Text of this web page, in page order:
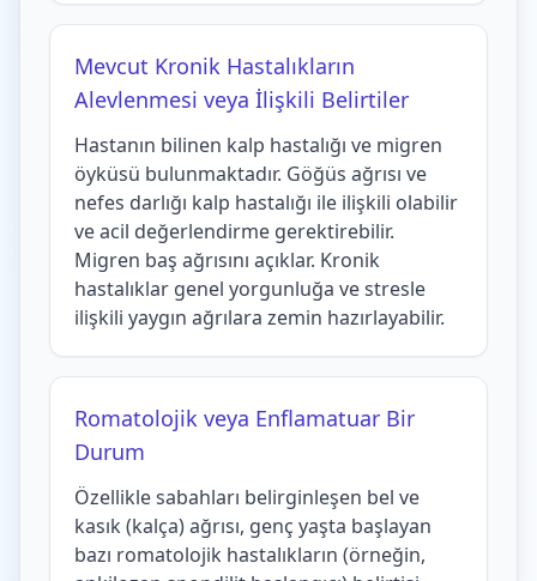
Mevcut Kronik Hastalıkların
Alevlenmesi veya İlişkili Belirtiler
Hastanın bilinen kalp hastalığı ve migren
öyküsü bulunmaktadır. Göğüs ağrısı ve
nefes darlığı kalp hastalığı ile ilişkili olabilir
ve acil değerlendirme gerektirebilir.
Migren baş ağrısını açıklar. Kronik
hastalıklar genel yorgunluğa ve stresle
ilişkili yaygın ağrılara zemin hazırlayabilir.
Romatolojik veya Enflamatuar Bir
Durum
Özellikle sabahları belirginleşen bel ve
kasık (kalça) ağrısı, genç yaşta başlayan
bazı romatolojik hastalıkların (örneğin,